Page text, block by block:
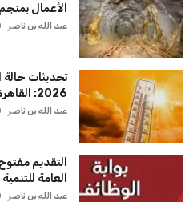
الأعمال
عبد الله بن ناصر
2026: القاهرة تسجل حرارة محلية تصل إلى...
عبد الله بن ناصر
العامة
عبد الله بن ناصر